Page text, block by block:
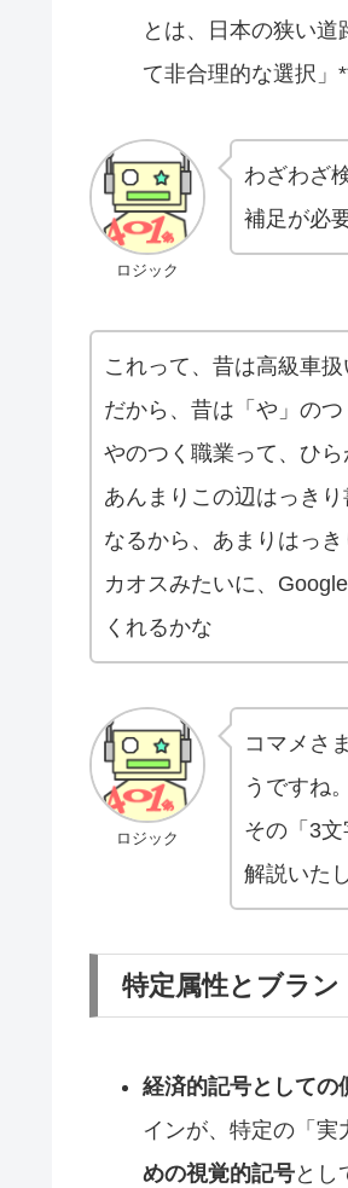
とは、日本の狭い
て非合理的な選択」
ロジック
わざわざ
補足が必
これって、昔は高級車
だから、昔は「や」の
やのつく職業って、ひら
あんまりこの辺はっき
なるから、あまりはっき
カオスみたいに、
くれるかな
ロジック
コマメさ
うですね。
その「3
解説いた
特定属性とブラ
経済的記号としての
インが、特定の「
めの視覚的記号とし